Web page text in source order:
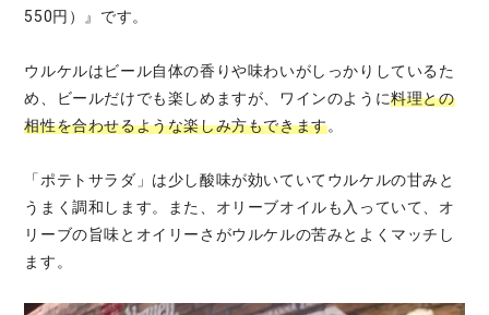
550円）』です。
ウルケルはビール自体の香りや味わいがしっかりしているた
め、ビールだけでも楽しめますが、ワインのように料理との
相性を合わせるような楽しみ方もできます。
「ポテトサラダ」は少し酸味が効いていてウルケルの甘みと
うまく調和します。また、オリーブオイルも入っていて、オ
リーブの旨味とオイリーさがウルケルの苦みとよくマッチし
ます。